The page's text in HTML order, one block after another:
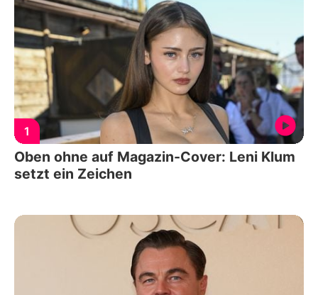
1
Oben ohne auf Magazin-Cover: Leni Klum
setzt ein Zeichen